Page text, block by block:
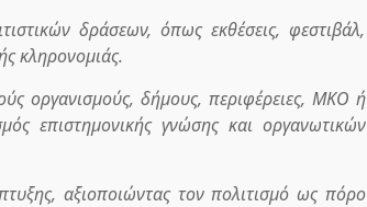
δράσεων, όπως εκθέσεις, φεστιβάλ,
κληρονομιάς.
οργανισμούς, δήμους, περιφέρειες, ΜΚΟ ή
επιστημονικής γνώσης και οργανωτικών
αξιοποιώντας τον πολιτισμό ως πόρο